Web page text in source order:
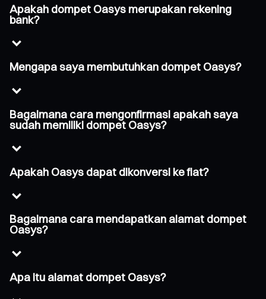
Apakah dompet Oasys merupakan rekening
bank?
Mengapa saya membutuhkan dompet Oasys?
Bagaimana cara mengonfirmasi apakah saya
sudah memiliki dompet Oasys?
Apakah Oasys dapat dikonversi ke fiat?
Bagaimana cara mendapatkan alamat dompet
Oasys?
Apa itu alamat dompet Oasys?